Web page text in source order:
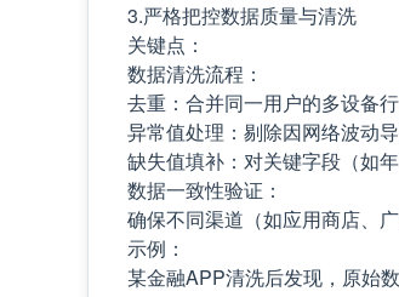
3.严格把控数据质量与清洗
关键点：
数据清洗流程：
去重：合并同一用户的多设备
异常值处理：剔除因网络波动导
缺失值填补：对关键字段（如
数据一致性验证：
确保不同渠道（如应用商店、
示例：
某金融APP清洗后发现，原始